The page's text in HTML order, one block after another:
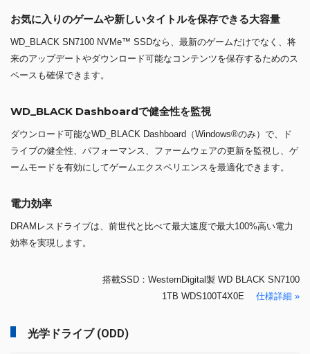
お気に入りのゲームや新しいタイトルを保存できる大容量
WD_BLACK SN7100 NVMe™ SSDなら、最新のゲームだけでなく、将
来のアップデートやダウンロード可能なコンテンツを保存するためのス
ペースも確保できます。
WD_BLACK Dashboardで健全性を監視
ダウンロード可能なWD_BLACK Dashboard（Windows®のみ）で、ド
ライブの健全性、パフォーマンス、ファームウェアの更新を監視し、ゲ
ームモードを有効にしてゲームエクスペリエンスを最適化できます。
電力効率
DRAMレスドライブは、前世代と比べて最大速度で最大100%高い電力
効率を実現します。
搭載SSD：WesternDigital製 WD BLACK SN7100
1TB WDS100T4X0E 仕様詳細 »
光学ドライブ (ODD)